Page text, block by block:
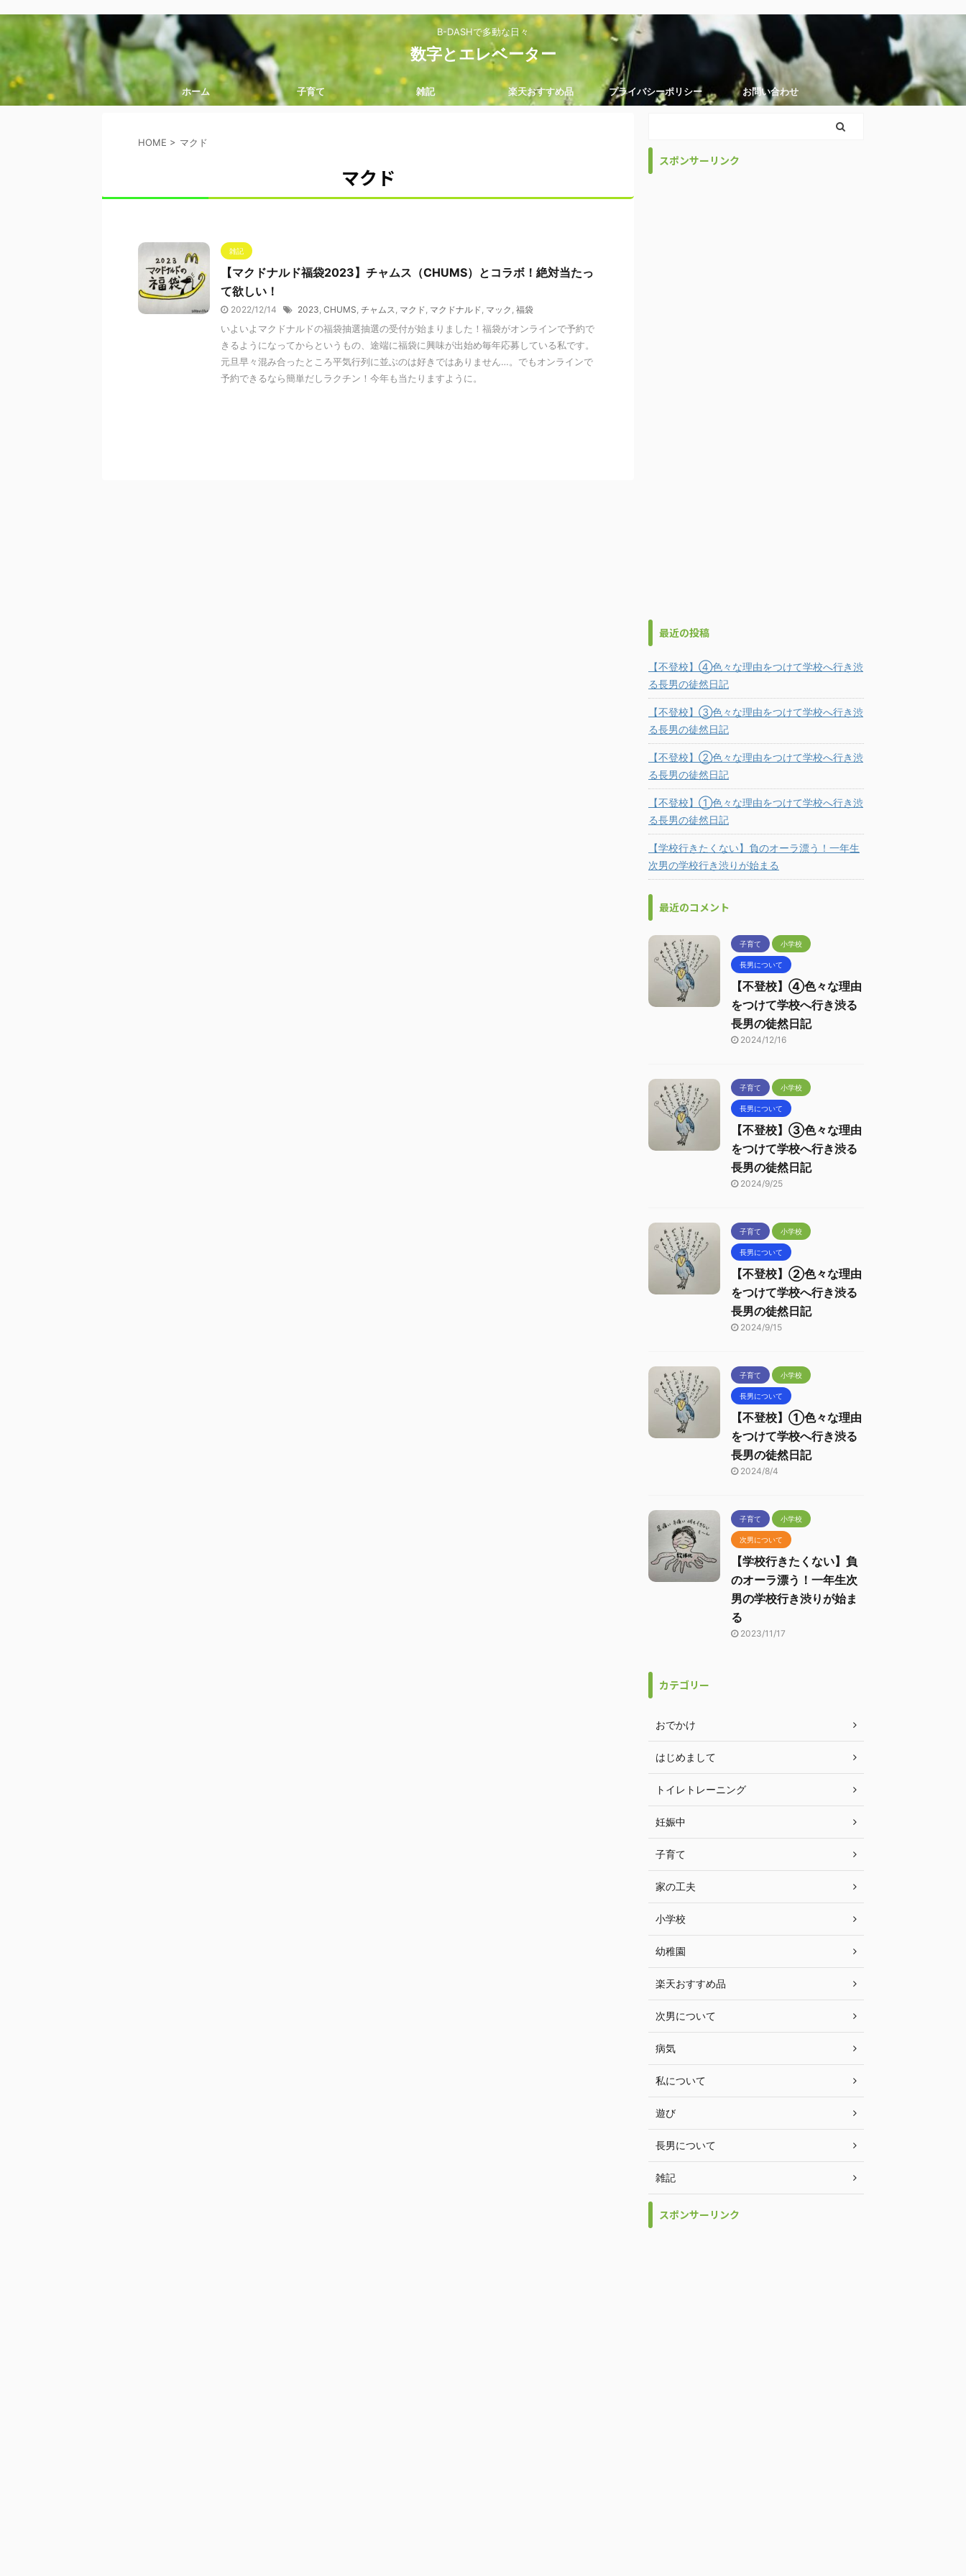
B-DASHで多動な日々
数字とエレベーター
ホーム 子育て 雑記 楽天おすすめ品 プライバシーポリシー お問い合わせ
HOME > マクド
マクド
雑記
【マクドナルド福袋2023】チャムス（CHUMS）とコラボ！絶対当たっ
て欲しい！
2022/12/14 2023, CHUMS, チャムス, マクド, マクドナルド, マック , 福袋
いよいよマクドナルドの福袋抽選抽選の受付が始まりました！福袋がオンラインで予約で
きるようになってからというもの、途端に福袋に興味が出始め毎年応募している私です。
元旦早々混み合ったところ平気行列に並ぶのは好きではありません…。でもオンラインで
予約できるなら簡単だしラクチン！今年も当たりますように。
スポンサーリンク
最近の投稿
【不登校】④色々な理由をつけて学校へ行き渋
る長男の徒然日記
【不登校】③色々な理由をつけて学校へ行き渋
る長男の徒然日記
【不登校】②色々な理由をつけて学校へ行き渋
る長男の徒然日記
【不登校】①色々な理由をつけて学校へ行き渋
る長男の徒然日記
【学校行きたくない】負のオーラ漂う！一年生
次男の学校行き渋りが始まる
最近のコメント
子育て 小学校
長男について
【不登校】④色々な理由
をつけて学校へ行き渋る
長男の徒然日記
2024/12/16
子育て 小学校
長男について
【不登校】③色々な理由
をつけて学校へ行き渋る
長男の徒然日記
2024/9/25
子育て 小学校
長男について
【不登校】②色々な理由
をつけて学校へ行き渋る
長男の徒然日記
2024/9/15
子育て 小学校
長男について
【不登校】①色々な理由
をつけて学校へ行き渋る
長男の徒然日記
2024/8/4
子育て 小学校
次男について
【学校行きたくない】負
のオーラ漂う！一年生次
男の学校行き渋りが始ま
る
2023/11/17
カテゴリー
おでかけ
はじめまして
トイレトレーニング
妊娠中
子育て
家の工夫
小学校
幼稚園
楽天おすすめ品
次男について
病気
私について
遊び
長男について
雑記
スポンサーリンク